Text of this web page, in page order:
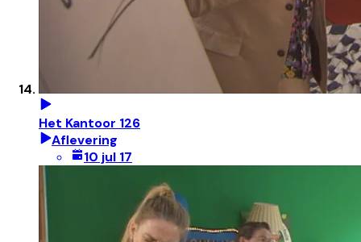
Het Kantoor 126
Aflevering
10 jul 17